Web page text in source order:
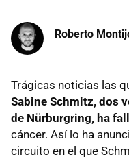
Roberto
Trágicas noticias las
Sabine Schmitz, dos
de Nürburgring, ha
cáncer. Así lo ha
circuito en el que